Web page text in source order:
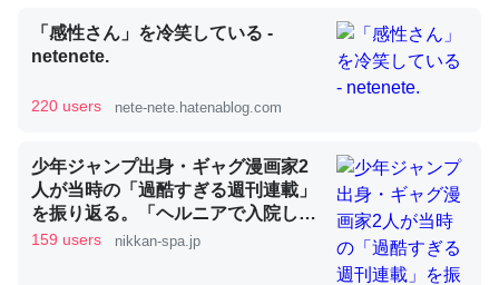
くらい。小説でいう「ずっと前の伏線」は回収されないけ
ど、短期記憶というには多い分量。進化すればするほど分
かりやすく強くなりそう
昆虫ってカルシウム少ないのか。知らんかった。調べたら
「感性さん」を冷笑している -
netenete.
220 users nete-nete.hatenablog.com
少年ジャンプ出身・ギャグ漫画家2
人が当時の「過酷すぎる週刊連載」
を振り返る。「ヘルニアで入院して
も原稿は落とさない」ストイックな
159 users nikkan-spa.jp